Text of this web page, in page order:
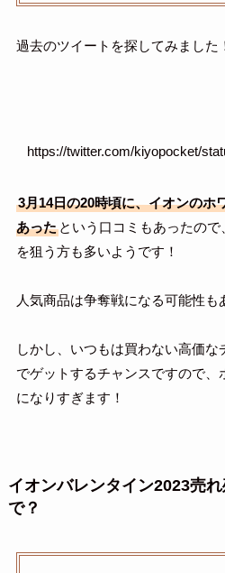
過去のツイートを探してみました
https://twitter.com/kiyopocket/
3月14日の20時頃に、イオンのホ
あったという口コミもあったの
を狙う方も多いようです！
人気商品は争奪戦になる可能性も
しかし、いつもは買わない高価
でゲットするチャンスですので
になりすぎます！
イオンバレンタイン2023売
で？